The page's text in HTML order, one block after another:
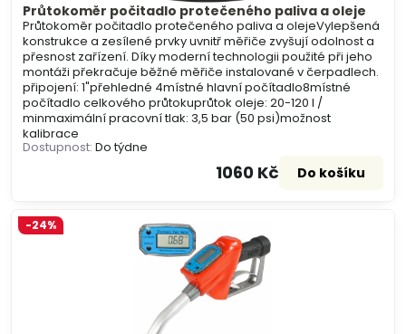
Průtokoměr počitadlo protečeného paliva a oleje
Průtokoměr počitadlo protečeného paliva a olejeVylepšená
konstrukce a zesílené prvky uvnitř měřiče zvyšují odolnost a
přesnost zařízení. Díky moderní technologii použité při jeho
montáži překračuje běžné měřiče instalované v čerpadlech.
připojení: 1"přehledné 4místné hlavní počítadlo8místné
počítadlo celkového průtokuprůtok oleje: 20-120 l /
minmaximální pracovní tlak: 3,5 bar (50 psi)možnost
kalibrace
Dostupnost: Do týdne
1060 Kč Do košíku
-24%